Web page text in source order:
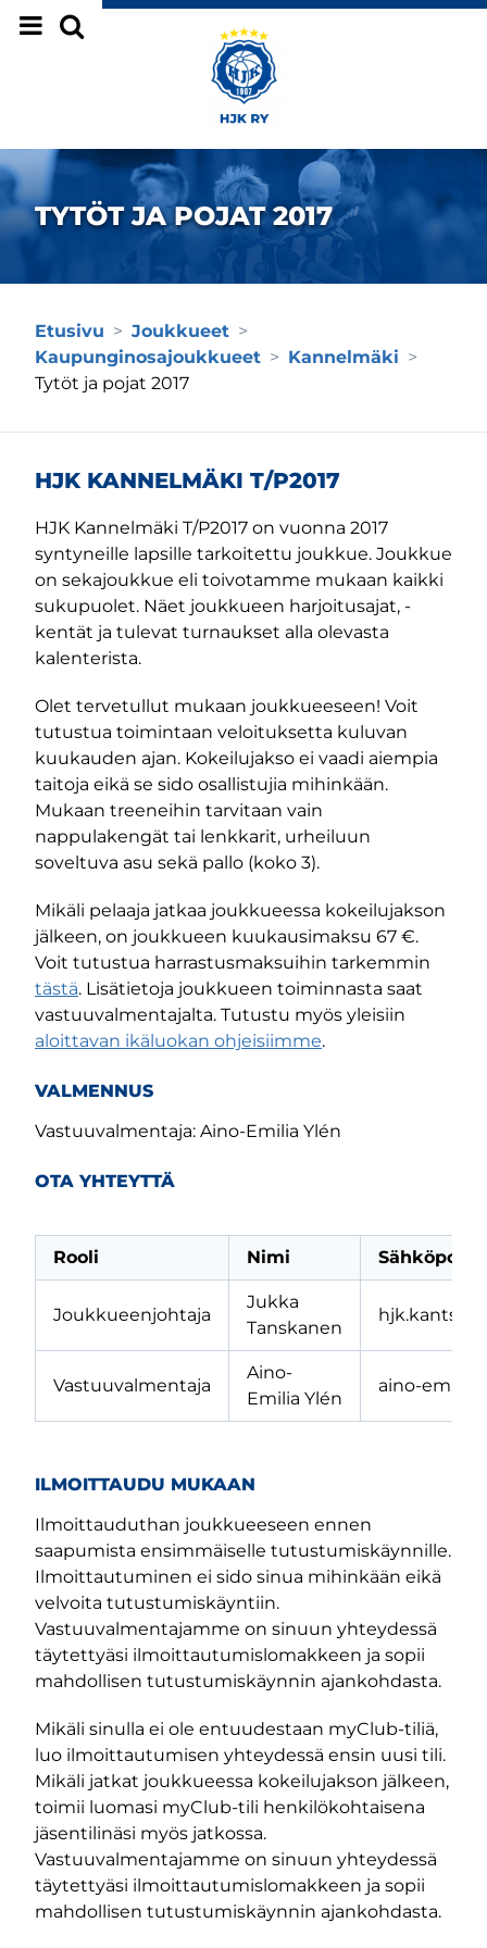
Siirry sivun sisältöön
TYTÖT JA POJAT 2017
Etusivu > Joukkueet >
Kaupunginosajoukkueet > Kannelmäki >
Tytöt ja pojat 2017
HJK KANNELMÄKI T/P2017
HJK Kannelmäki T/P2017 on vuonna 2017
syntyneille lapsille tarkoitettu joukkue. Joukkue
on sekajoukkue eli toivotamme mukaan kaikki
sukupuolet. Näet joukkueen harjoitusajat, -
kentät ja tulevat turnaukset alla olevasta
kalenterista.
Olet tervetullut mukaan joukkueeseen! Voit
tutustua toimintaan veloituksetta kuluvan
kuukauden ajan. Kokeilujakso ei vaadi aiempia
taitoja eikä se sido osallistujia mihinkään.
Mukaan treeneihin tarvitaan vain
nappulakengät tai lenkkarit, urheiluun
soveltuva asu sekä pallo (koko 3).
Mikäli pelaaja jatkaa joukkueessa kokeilujakson
jälkeen, on joukkueen kuukausimaksu 67 €.
Voit tutustua harrastusmaksuihin tarkemmin
tästä. Lisätietoja joukkueen toiminnasta saat
vastuuvalmentajalta. Tutustu myös yleisiin
aloittavan ikäluokan ohjeisiimme.
VALMENNUS
Vastuuvalmentaja: Aino-Emilia Ylén
OTA YHTEYTTÄ
Rooli Nimi Sähköposti
Joukkueenjohtaja
Jukka
Tanskanen
Vastuuvalmentaja
Aino-
Emilia Ylén
aino-
ILMOITTAUDU MUKAAN
Ilmoittauduthan joukkueeseen ennen
saapumista ensimmäiselle tutustumiskäynnille.
Ilmoittautuminen ei sido sinua mihinkään eikä
velvoita tutustumiskäyntiin.
Vastuuvalmentajamme on sinuun yhteydessä
täytettyäsi ilmoittautumislomakkeen ja sopii
mahdollisen tutustumiskäynnin ajankohdasta.
Mikäli sinulla ei ole entuudestaan myClub-tiliä,
luo ilmoittautumisen yhteydessä ensin uusi tili.
Mikäli jatkat joukkueessa kokeilujakson jälkeen,
toimii luomasi myClub-tili henkilökohtaisena
jäsentilinäsi myös jatkossa.
Vastuuvalmentajamme on sinuun yhteydessä
täytettyäsi ilmoittautumislomakkeen ja sopii
mahdollisen tutustumiskäynnin ajankohdasta.